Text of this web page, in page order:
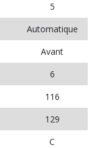
5
Automatique
Avant
6
116
129
C